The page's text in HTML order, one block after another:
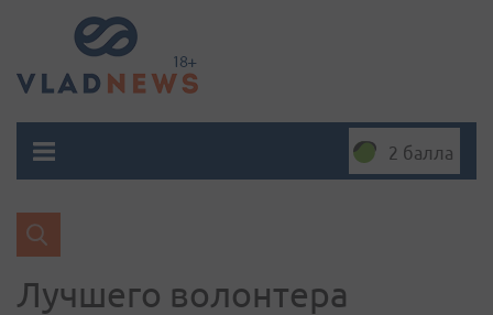
2 балла
Лучшего волонтера